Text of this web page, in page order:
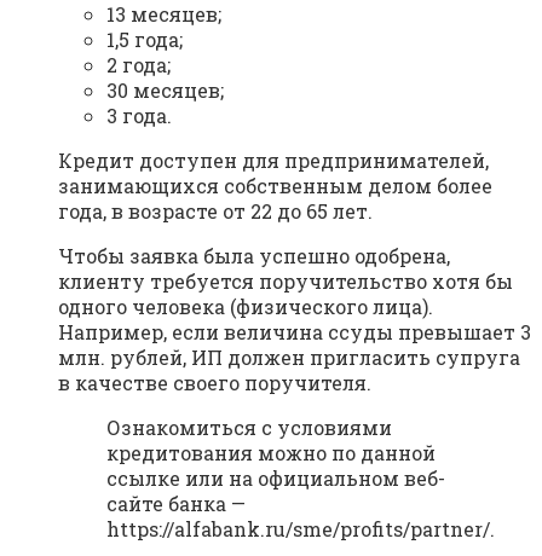
13 месяцев;
1,5 года;
2 года;
30 месяцев;
3 года.
Кредит доступен для предпринимателей,
занимающихся собственным делом более
года, в возрасте от 22 до 65 лет.
Чтобы заявка была успешно одобрена,
клиенту требуется поручительство хотя бы
одного человека (физического лица).
Например, если величина ссуды превышает 3
млн. рублей, ИП должен пригласить супруга
в качестве своего поручителя.
Ознакомиться с условиями
кредитования можно по данной
ссылке или на официальном веб-
сайте банка —
https://alfabank.ru/sme/profits/partner/.